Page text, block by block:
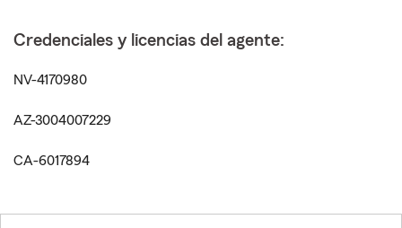
Credenciales y licencias del agente:
NV-4170980
AZ-3004007229
CA-6017894